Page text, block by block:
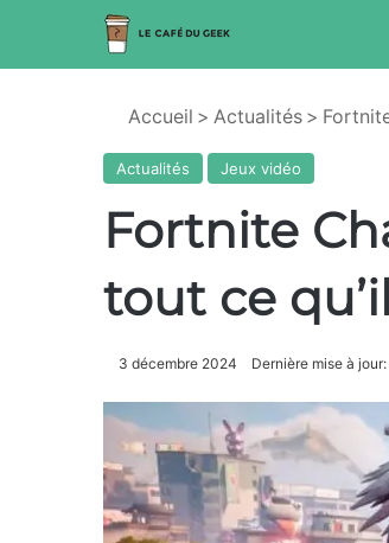
Accueil > Actualités >
Actualités Jeux vidéo
Fortnite
tout ce
3 décembre 2024 Dernière mise à